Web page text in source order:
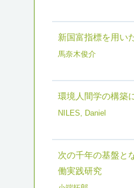
新国富指標を用い
馬奈木俊介
環境人間学の構築
NILES, Daniel
次の千年の基盤と
働実践研究